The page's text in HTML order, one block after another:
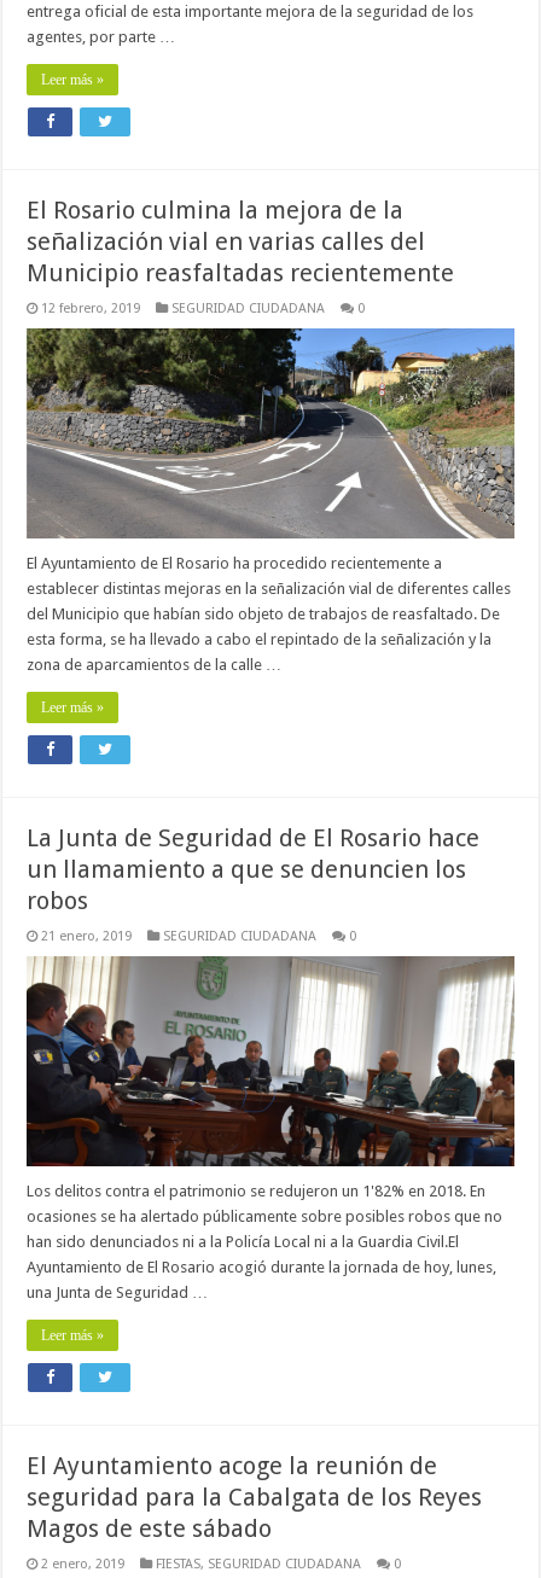
entrega oficial de esta importante mejora de la seguridad de los
agentes, por parte …
Leer más »
El Rosario culmina la mejora de la
señalización vial en varias calles del
Municipio reasfaltadas recientemente
12 febrero, 2019 SEGURIDAD CIUDADANA 0
El Ayuntamiento de El Rosario ha procedido recientemente a
establecer distintas mejoras en la señalización vial de diferentes calles
del Municipio que habían sido objeto de trabajos de reasfaltado. De
esta forma, se ha llevado a cabo el repintado de la señalización y la
zona de aparcamientos de la calle …
Leer más »
La Junta de Seguridad de El Rosario hace
un llamamiento a que se denuncien los
robos
21 enero, 2019 SEGURIDAD CIUDADANA 0
Los delitos contra el patrimonio se redujeron un 1'82% en 2018. En
ocasiones se ha alertado públicamente sobre posibles robos que no
han sido denunciados ni a la Policía Local ni a la Guardia Civil.El
Ayuntamiento de El Rosario acogió durante la jornada de hoy, lunes,
una Junta de Seguridad …
Leer más »
El Ayuntamiento acoge la reunión de
seguridad para la Cabalgata de los Reyes
Magos de este sábado
2 enero, 2019 FIESTAS, SEGURIDAD CIUDADANA 0